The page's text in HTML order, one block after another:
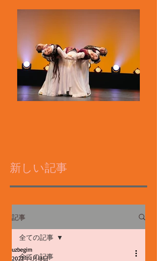
新しい記事
記事
全ての記事
全ての記事
uzbegim
2022年1月13日